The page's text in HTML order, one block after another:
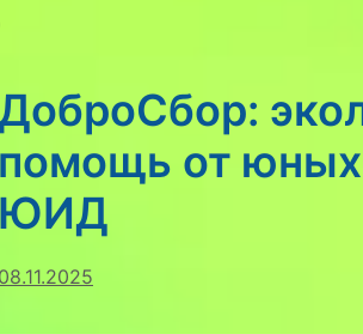
помощь от юных
ЮИД
08.11.2025